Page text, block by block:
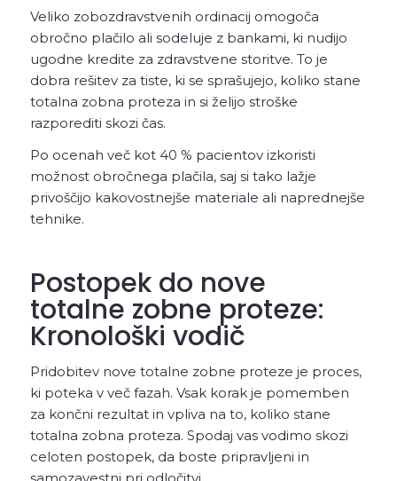
Veliko zobozdravstvenih ordinacij omogoča
obročno plačilo ali sodeluje z bankami, ki nudijo
ugodne kredite za zdravstvene storitve. To je
dobra rešitev za tiste, ki se sprašujejo, koliko stane
totalna zobna proteza in si želijo stroške
razporediti skozi čas.
Po ocenah več kot 40 % pacientov izkoristi
možnost obročnega plačila, saj si tako lažje
privoščijo kakovostnejše materiale ali naprednejše
tehnike.
Postopek do nove
totalne zobne proteze:
Kronološki vodič
Pridobitev nove totalne zobne proteze je proces,
ki poteka v več fazah. Vsak korak je pomemben
za končni rezultat in vpliva na to, koliko stane
totalna zobna proteza. Spodaj vas vodimo skozi
celoten postopek, da boste pripravljeni in